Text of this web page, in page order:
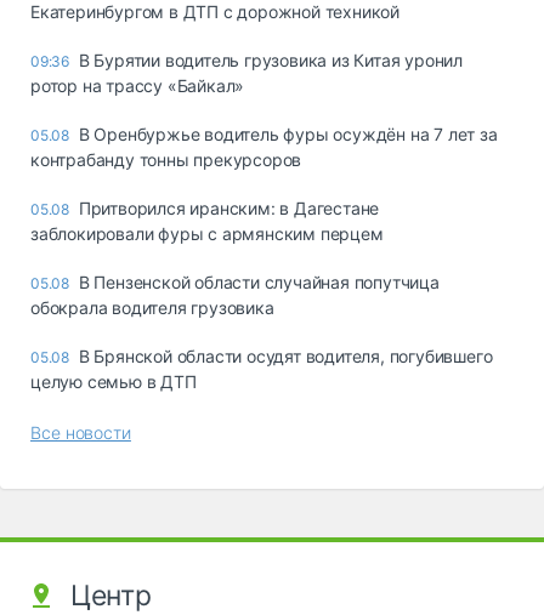
Екатеринбургом в ДТП с дорожной техникой
09:36 В Бурятии водитель грузовика из Китая уронил
ротор на трассу «Байкал»
05.08 В Оренбуржье водитель фуры осуждён на 7 лет за
контрабанду тонны прекурсоров
05.08 Притворился иранским: в Дагестане
заблокировали фуры с армянским перцем
05.08 В Пензенской области случайная попутчица
обокрала водителя грузовика
05.08 В Брянской области осудят водителя, погубившего
целую семью в ДТП
Все новости
Центр